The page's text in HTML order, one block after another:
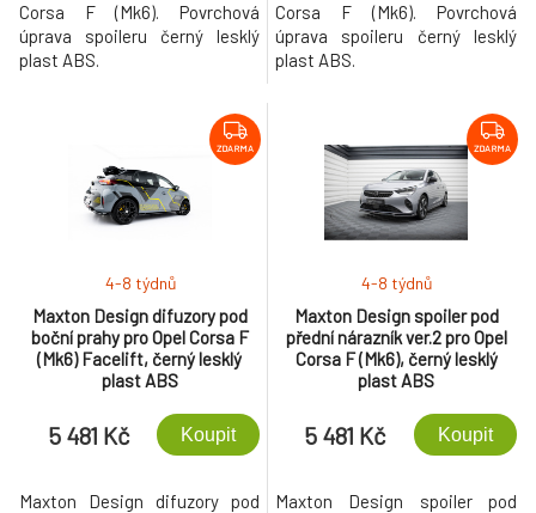
Corsa F (Mk6). Povrchová
úprava spoileru černý lesklý
plast ABS.
Corsa F (Mk6). Povrchová
úprava spoileru černý lesklý
plast ABS.
ZDARMA
Maxton Design difuzory pod
boční prahy pro Opel Corsa F
(Mk6) Facelift, černý lesklý
plast ABS
4-8 týdnů
5 481 Kč Koupit
Maxton Design difuzory pod
ZDARMA
Maxton Design spoiler pod
přední nárazník ver.2 pro Opel
Corsa F (Mk6), černý lesklý
plast ABS
4-8 týdnů
5 481 Kč Koupit
Maxton Design spoiler pod